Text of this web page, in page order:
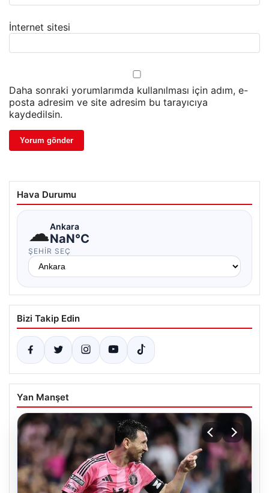
İnternet sitesi
Daha sonraki yorumlarımda kullanılması için adım, e-
posta adresim ve site adresim bu tarayıcıya
kaydedilsin.
Hava Durumu
☁Ankara
NaN°C
ŞEHIR SEÇ
Bizi Takip Edin
Yan Manşet